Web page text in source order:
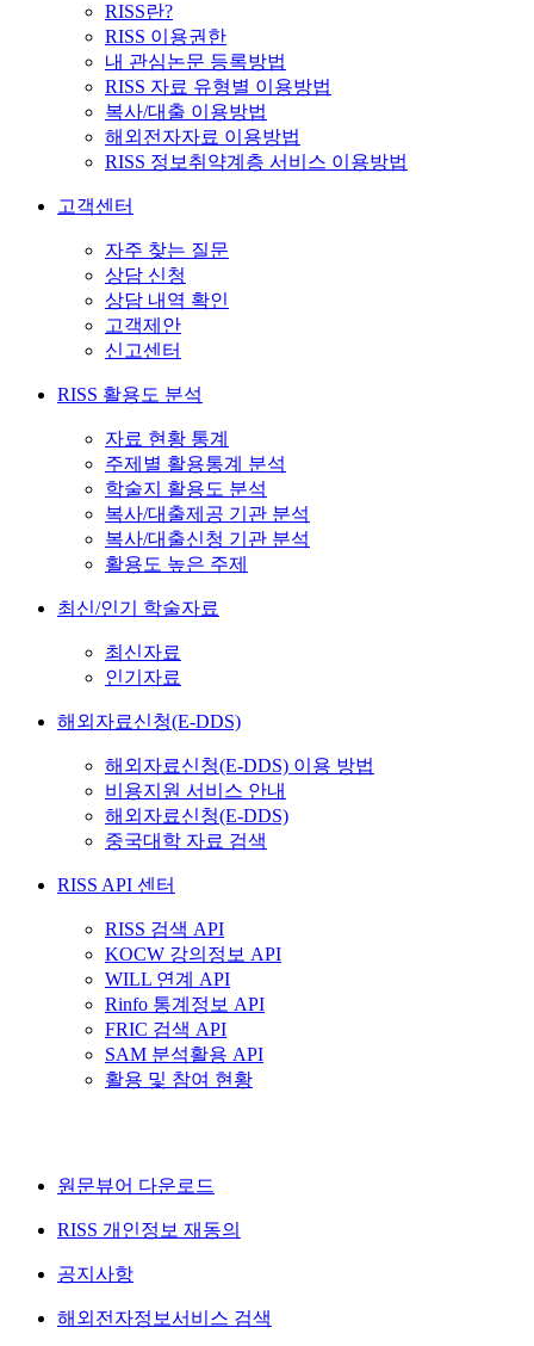
RISS란?
RISS 이용권한
내 관심논문 등록방법
RISS 자료 유형별 이용방법
복사/대출 이용방법
해외전자자료 이용방법
RISS 정보취약계층 서비스 이용방법
고객센터
자주 찾는 질문
상담 신청
상담 내역 확인
고객제안
신고센터
RISS 활용도 분석
자료 현황 통계
주제별 활용통계 분석
학술지 활용도 분석
복사/대출제공 기관 분석
복사/대출신청 기관 분석
활용도 높은 주제
최신/인기 학술자료
최신자료
인기자료
해외자료신청(E-DDS)
해외자료신청(E-DDS) 이용 방법
비용지원 서비스 안내
해외자료신청(E-DDS)
중국대학 자료 검색
RISS API 센터
RISS 검색 API
KOCW 강의정보 API
WILL 연계 API
Rinfo 통계정보 API
FRIC 검색 API
SAM 분석활용 API
활용 및 참여 현황
원문뷰어 다운로드
RISS 개인정보 재동의
공지사항
해외전자정보서비스 검색